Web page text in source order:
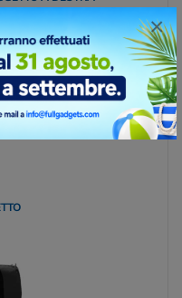
×